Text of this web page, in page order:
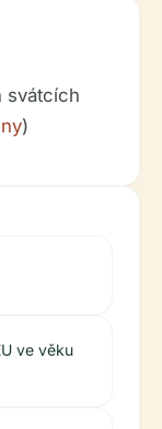
svátcích
)
ve věku